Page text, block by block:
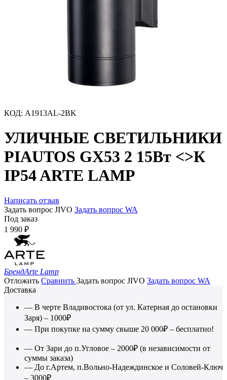
КОД: A1913AL-2BK
УЛИЧНЫЕ СВЕТИЛЬНИКИ
PIAUTOS GX53 2 15Вт <>К
IP54 ARTE LAMP
Написать отзыв
Задать вопрос JIVO Задать вопрос WA
Под заказ
1 990 ₽
БрендArte Lamp
Отложить Сравнить Задать вопрос JIVO Задать вопрос WA
Доставка
— В черте Владивостока (от ул. Катерная до остановки
Заря) – 1000₽
— При покупке на сумму свыше 20 000₽ – бесплатно!
— От Зари до п.Угловое – 2000₽ (в независимости от
суммы заказа)
— До г.Артем, п.Вольно-Надеждинское и Соловей-Ключ
– 3000₽